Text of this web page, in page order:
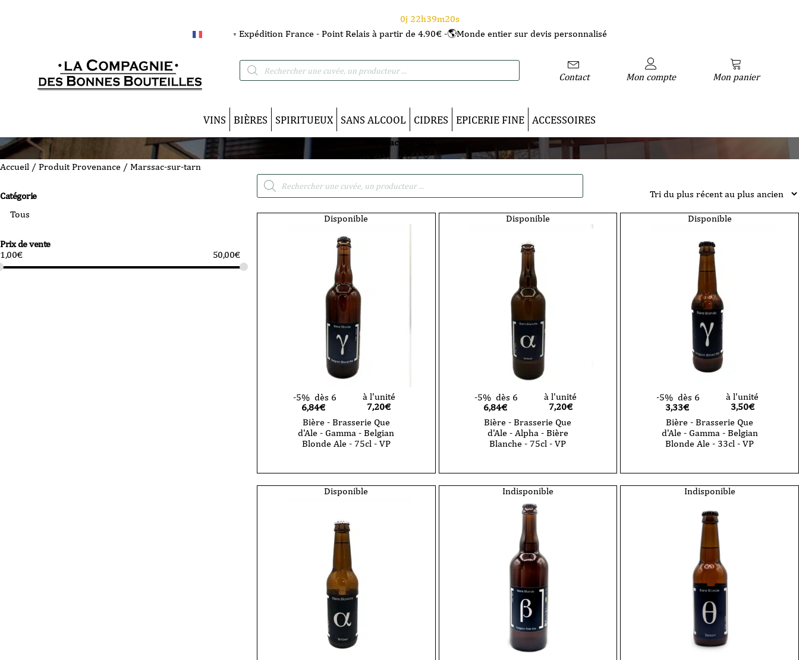
0j 22h39m19s
▼ Expédition France - Point Relais à partir de 4.90€ -🌎Monde entier sur devis personnalisé
Recherche
de
Contact Mon compte Mon panier
VINS BIÈRES SPIRITUEUX SANS ALCOOL CIDRES EPICERIE FINE ACCESSOIRES
Marssac-sur-tarn
Accueil / Produit Provenance / Marssac-sur-tarn
Recherche
Catégorie
Prix de vente
1,00€ 50,00€
Disponible
-5% dès 6
6,84€
à l'unité
7,20€
Bière - Brasserie Que
d'Ale - Gamma - Belgian
Blonde Ale - 75cl - VP
-
Brasserie
Disponible
-5% dès 6
6,84€
à l'unité
7,20€
Bière - Brasserie Que
d'Ale - Alpha - Bière
Blanche - 75cl - VP
-
Brasserie
Blanche
Disponible
-5% dès 6
3,33€
à l'unité
3,50€
Bière - Brasserie Que
d'Ale - Gamma - Belgian
Blonde Ale - 33cl - VP
-
Brasserie
Disponible Indisponible Indisponible